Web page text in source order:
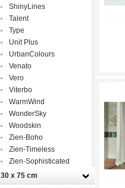
ShinyLines
Talent
Type
Unit Plus
UrbanColours
Venato
Vero
Viterbo
WarmWind
WonderSky
Woodskin
Zien-Boho
Zien-Timeless
Zien-Sophisticated
30 x 75 cm